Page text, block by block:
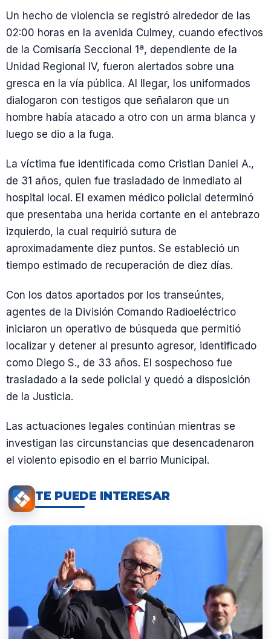
Un hecho de violencia se registró alrededor de las
02:00 horas en la avenida Culmey, cuando efectivos
de la Comisaría Seccional 1ª, dependiente de la
Unidad Regional IV, fueron alertados sobre una
gresca en la vía pública. Al llegar, los uniformados
dialogaron con testigos que señalaron que un
hombre había atacado a otro con un arma blanca y
luego se dio a la fuga.
La víctima fue identificada como Cristian Daniel A.,
de 31 años, quien fue trasladado de inmediato al
hospital local. El examen médico policial determinó
que presentaba una herida cortante en el antebrazo
izquierdo, la cual requirió sutura de
aproximadamente diez puntos. Se estableció un
tiempo estimado de recuperación de diez días.
Con los datos aportados por los transeúntes,
agentes de la División Comando Radioeléctrico
iniciaron un operativo de búsqueda que permitió
localizar y detener al presunto agresor, identificado
como Diego S., de 33 años. El sospechoso fue
trasladado a la sede policial y quedó a disposición
de la Justicia.
Las actuaciones legales continúan mientras se
investigan las circunstancias que desencadenaron
el violento episodio en el barrio Municipal.
TE PUEDE INTERESAR